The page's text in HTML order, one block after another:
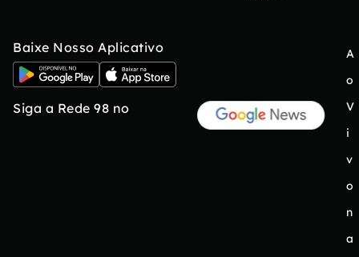
Baixe Nosso Aplicativo
Siga a Rede 98 no
A
o
V
i
v
o
n
a